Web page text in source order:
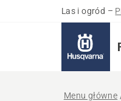
Las i ogród –
Menu główne